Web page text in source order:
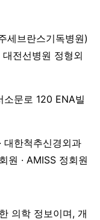
세브란스기독병원)
전선병원 정형외
소문로 120 ENA빌
대한척추신경외과
원 · AMISS 정회원
의학 정보이며, 개